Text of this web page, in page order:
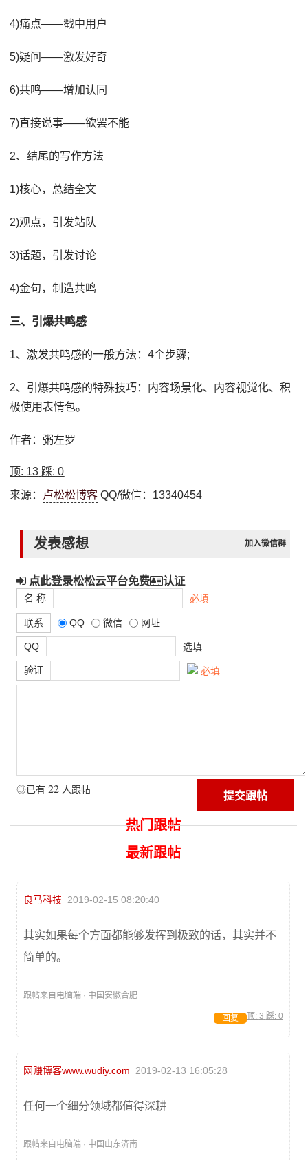
4)痛点——戳中用户
5)疑问——激发好奇
6)共鸣——增加认同
7)直接说事——欲罢不能
2、结尾的写作方法
1)核心，总结全文
2)观点，引发站队
3)话题，引发讨论
4)金句，制造共鸣
三、引爆共鸣感
1、激发共鸣感的一般方法：4个步骤;
2、引爆共鸣感的特殊技巧：内容场景化、内容视觉化、积
极使用表情包。
作者：粥左罗
顶: 13 踩:0
来源： 卢松松博客 QQ/微信：13340454
发表感想 加入微信群
点此登录松松云平台免费 认证
名 称 必填
联系 QQ 微信 网址
QQ 选填
验证 必填
◎已有 22 人跟帖
热门跟帖
最新跟帖
良马科技 2019-02-15 08:20:40
其实如果每个方面都能够发挥到极致的话，其实并不
简单的。
跟帖来自电脑端 · 中国安徽合肥
顶: 3 踩: 0
回复
网赚博客www.wudiy.com 2019-02-13 16:05:28
任何一个细分领域都值得深耕
跟帖来自电脑端 · 中国山东济南